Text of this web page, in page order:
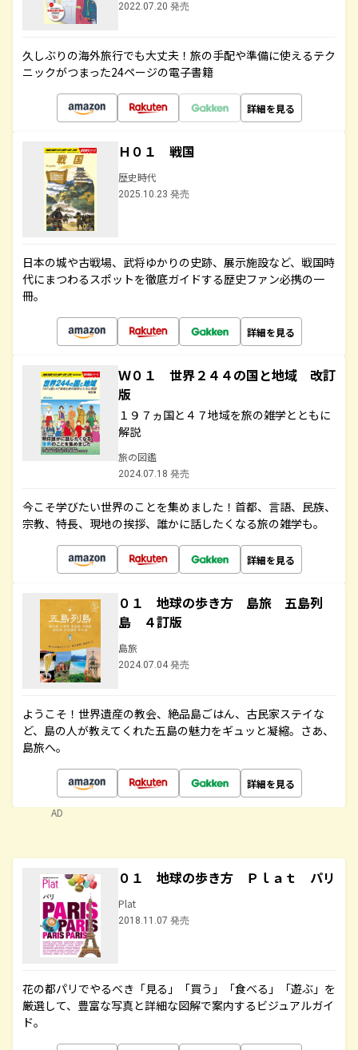
2022.07.20 発売
久しぶりの海外旅行でも大丈夫！旅の手配や準備に使えるテク
ニックがつまった24ページの電子書籍
詳細を見る
Ｈ０１ 戦国
歴史時代
2025.10.23 発売
日本の城や古戦場、武将ゆかりの史跡、展示施設など、戦国時
代にまつわるスポットを徹底ガイドする歴史ファン必携の一
冊。
詳細を見る
Ｗ０１ 世界２４４の国と地域 改訂
版
１９７ヵ国と４７地域を旅の雑学とともに
解説
旅の図鑑
2024.07.18 発売
今こそ学びたい世界のことを集めました！首都、言語、民族、
宗教、特長、現地の挨拶、誰かに話したくなる旅の雑学も。
詳細を見る
０１ 地球の歩き方 島旅 五島列
島 ４訂版
島旅
2024.07.04 発売
ようこそ！世界遺産の教会、絶品島ごはん、古民家ステイな
ど、島の人が教えてくれた五島の魅力をギュッと凝縮。さあ、
島旅へ。
詳細を見る
AD
０１ 地球の歩き方 Ｐｌａｔ パリ
Plat
2018.11.07 発売
花の都パリでやるべき「見る」「買う」「食べる」「遊ぶ」を
厳選して、豊富な写真と詳細な図解で案内するビジュアルガイ
ド。